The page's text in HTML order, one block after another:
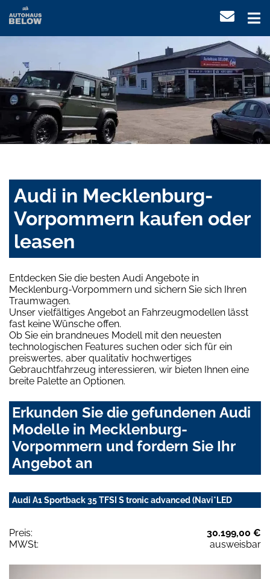
Audi in Mecklenburg-
Vorpommern kaufen oder
leasen
Entdecken Sie die besten Audi Angebote in
Mecklenburg-Vorpommern und sichern Sie sich Ihren
Traumwagen.
Unser vielfältiges Angebot an Fahrzeugmodellen lässt
fast keine Wünsche offen.
Ob Sie ein brandneues Modell mit den neuesten
technologischen Features suchen oder sich für ein
preiswertes, aber qualitativ hochwertiges
Gebrauchtfahrzeug interessieren, wir bieten Ihnen eine
breite Palette an Optionen.
Erkunden Sie die gefundenen Audi
Modelle in Mecklenburg-
Vorpommern und fordern Sie Ihr
Angebot an
Audi A1 Sportback 35 TFSI S tronic advanced (Navi*LED
Preis:
30.199,00 €
MWSt:
ausweisbar